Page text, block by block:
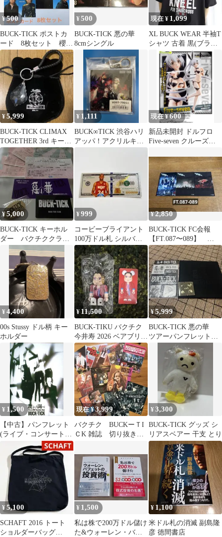
¥500
BUCK-TICK ポストカ
ード 8枚セット 櫻井
敦司 今井寿
¥500
BUCK-TICK 悪の華
8cmシングル
現在 ¥ 1,099
XL BUCK WEAR 半袖T
シャツ 古着 黒(ブラッ
ク)系 古着 星条旗
¥5,999
BUCK-TICK CLIMAX
TOGETHER 3rd キーホ
ルダー
¥ 1,111
BUCK∞TICK 渋谷ハリ
アッパ！アクリルキー
現在 ¥600
新品未開封 ドルフロ
Five-seven クルーズ・
¥5,000
BUCK-TICK キーホル
ダー バクチククラブ
会員証 チケット 半
券 バクチク
¥999
コービーブライアント
100万ドル札 シルバー
箔 記念札 レプリカ
NBA
¥2,850
BUCK-TICK FC会報
【FT.087〜089】
FISHTANK
¥4,400
00s Stussy ドル柄 キー
ホルダー
¥ 11,500
BUCK-TIKU バクチク
今井寿 2026 ベアブリッ
ク 限定
¥5,999
BUCK-TICK 悪の華
ツアーパンフレット
缶バッジ ステッカー
¥ 1,500
【中古】パンフレット
(ライブ・コンサート)
≪パンフレット(ライ
ブ)≫ パンフ)BUCK-
TICK This is NOT
Greatest Tour 殺シノ調
現在 ¥3,999
バクチク BUCKーＴI
ＣK 雑誌 切り抜き
貴重
¥3,300
BUCK-TICK グッズ シ
リアスベアー 干支 とり
¥5,100
SCHAFT 2016 トート
ショルダーバッグ
¥ 1,500
私は株で200万ドル儲け
た&ウォーレン・バフ
¥ 1,100
米ドル札の消滅 副島隆
彦 徳間書店